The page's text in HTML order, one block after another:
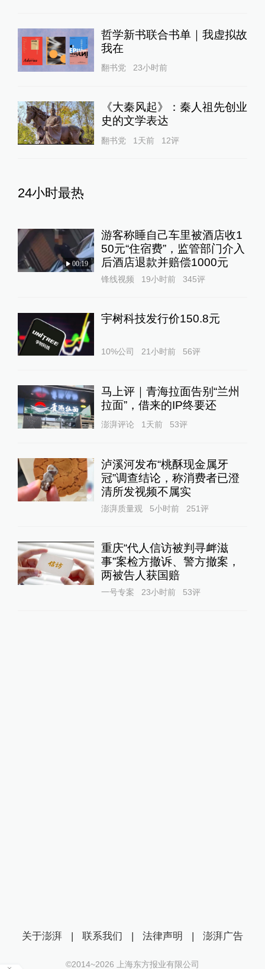
哲学新书联合书单｜我虚拟故
我在
翻书党 23小时前
《大秦风起》：秦人祖先创业
史的文学表达
翻书党 1天前 12评
24小时最热
00:19
游客称睡自己车里被酒店收1
50元“住宿费”，监管部门介入
后酒店退款并赔偿1000元
锋线视频 19小时前 345评
宇树科技发行价150.8元
10%公司 21小时前 56评
马上评｜青海拉面告别“兰州
拉面”，借来的IP终要还
澎湃评论 1天前 53评
泸溪河发布“桃酥现金属牙
冠”调查结论，称消费者已澄
清所发视频不属实
澎湃质量观 5小时前 251评
重庆“代人信访被判寻衅滋
事”案检方撤诉、警方撤案，
两被告人获国赔
一号专案 23小时前 53评
关于澎湃 | 联系我们 | 法律声明 | 澎湃广告
©2014~2026 上海东方报业有限公司